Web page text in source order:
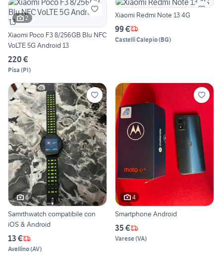
2
Xiaomi Poco F3 8/256GB Blu NFC
VoLTE 5G Android 13
220 €
Pisa (PI)
Xiaomi Redmi Note 13 4G
99 €
Castelli Calepio(BG)
6
Samrthwatch compatibile con
iOS & Android
13 €
Avellino(AV)
4
Smartphone Android
35 €
Varese(VA)